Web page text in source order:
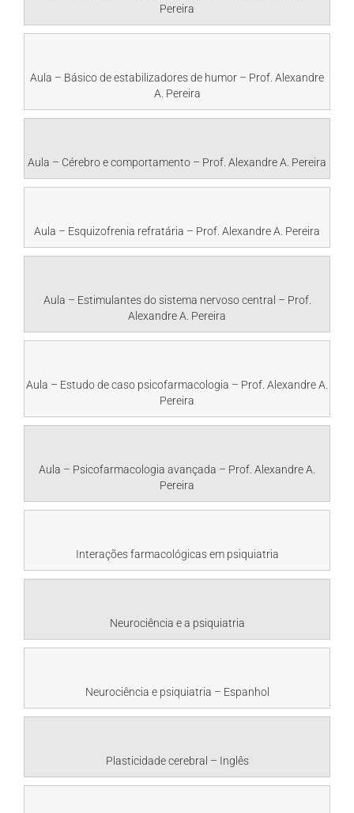
Pereira
Aula – Básico de estabilizadores de humor – Prof. Alexandre
A. Pereira
Aula – Cérebro e comportamento – Prof. Alexandre A. Pereira
Aula – Esquizofrenia refratária – Prof. Alexandre A. Pereira
Aula – Estimulantes do sistema nervoso central – Prof.
Alexandre A. Pereira
Aula – Estudo de caso psicofarmacologia – Prof. Alexandre A.
Pereira
Aula – Psicofarmacologia avançada – Prof. Alexandre A.
Pereira
Interações farmacológicas em psiquiatria
Neurociência e a psiquiatria
Neurociência e psiquiatria – Espanhol
Plasticidade cerebral – Inglês